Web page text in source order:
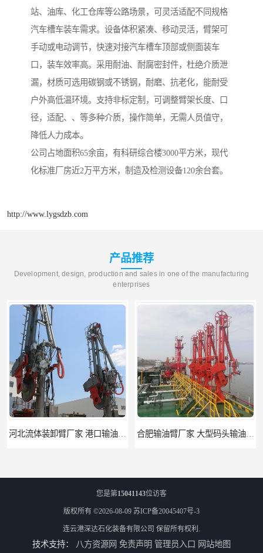
站、油库、化工仓库等公路场景，可灵活适配不同规格
汽车槽车装车需求。设备体积紧凑、移动灵活，臂架可
手动或电动调节，快速对接汽车槽车顶部或侧面装车
口，装车效率高。采用耐油、耐腐密封件，杜绝介质泄
漏，材质可选用碳钢或不锈钢，耐磨、抗老化，能耐受
户外高低温环境。支持非标定制，可调整臂架长度、口
径，适配、、等多种介质，操作简单，无需人员值守，
降低人力成本。
公司占地面积65余亩，有科研综合楼3000平方米，现代
化标准厂房近2万平方米，制造及检测设备120余台套。
http://www.lygsdzb.com
产品推荐
Development, design, production and sales in one of the manufacturing
enterprises
河北流体装卸臂厂家 港口输油臂 节能环保 合肥输油臂厂家 大型码头输油臂 输油臂安装
您是第15041143位访客
版权所有 ©2026-08-09 苏ICP备20045407号-3
连云港深达石化装备有限公司 保留所有权利.
技术支持： 八方资源网 免责声明 管理员入口 网站地图